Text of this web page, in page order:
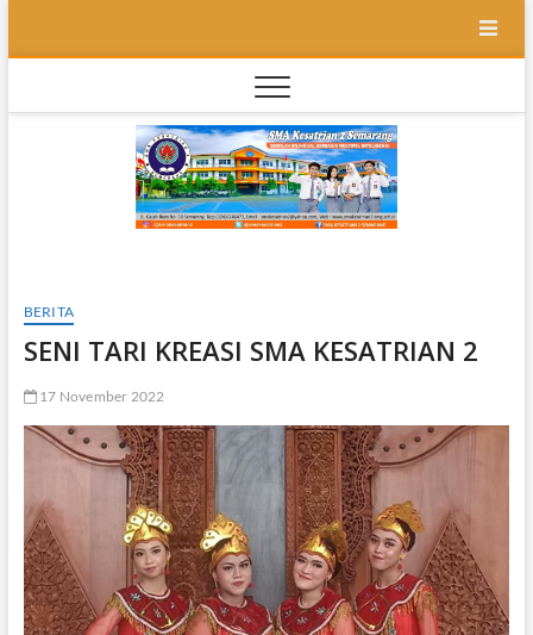
content
SMA
SEKOLAH
BILINGUAL
BERBASIS
MULTIPEL
BERITA
SENI TARI KREASI SMA KESATRIAN 2
17 November 2022